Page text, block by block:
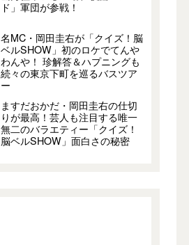
ド」軍団が参戦！
名MC・岡田圭右が「クイズ！脳
ベルSHOW」初のロケでてんや
わんや！ 珍解答＆ハプニングも
続々の東京下町を巡るバスツア
ー
ますだおかだ・岡田圭右の仕切
りが最高！芸人も注目する唯一
無二のバラエティー「クイズ！
脳ベルSHOW」面白さの秘密